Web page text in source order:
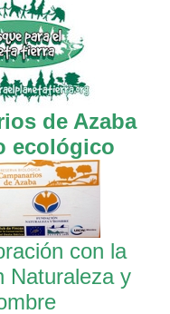
de Azaba
ecológico
con la
Naturaleza y